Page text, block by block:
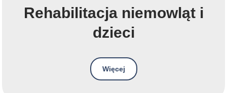
Rehabilitacja niemowląt i
dzieci
Więcej